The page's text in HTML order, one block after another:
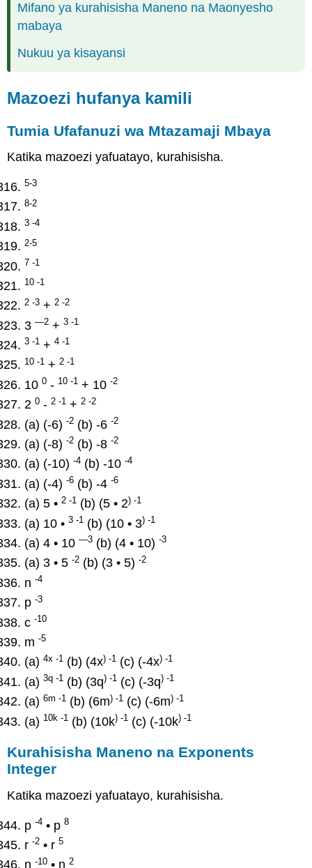
Mifano ya kurahisisha Maneno na Maonyesho
mabaya
Nukuu ya kisayansi
Mazoezi hufanya kamili
Tumia Ufafanuzi wa Mtazamaji Mbaya
Katika mazoezi yafuatayo, kurahisisha.
5-3
8-2
3 -4
2-5
7 -1
10 -1
2 -3 +2 -2
3—2 +3 -1
3 -1 +4 -1
10 -1 +2 -1
100 - 10 -1 + 10-2
20 -2 -1 +2 -2
(a) (-6)-2 (b) -6-2
(a) (-8)-2 (b) -8-2
(a) (-10)-4 (b) -10-4
(a) (-4)-6 (b) -4-6
(a) 5 •2 -1 (b) (5 • 2) -1
(a) 10 •3 -1 (b) (10 • 3) -1
(a) 4 • 10—3 (b) (4 • 10)-3
(a) 3 • 5-2 (b) (3 • 5)-2
n-4
p-3
c-10
m-5
(a)4x -1 (b) (4x) -1 (c) (-4x) -1
(a)3q -1 (b) (3q) -1 (c) (-3q) -1
(a)6m -1 (b) (6m) -1 (c) (-6m) -1
(a) 10k -1 (b) (10k) -1 (c) (-10k) -1
Kurahisisha Maneno na Exponents
Integer
Katika mazoezi yafuatayo, kurahisisha.
p-4 • p8
r-2 • r5
n-10 • n2